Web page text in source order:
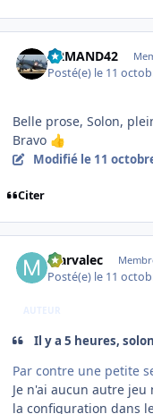
ARMAND42
Posté(e) le 11
Belle prose, Solon,
Bravo 👍
Modifié le 11
Citer
Marvalec
Posté(e) le 11
AUTEUR
Il y a 5 heures,
Par contre une petite
Je n'ai aucun autre
la configuration dans